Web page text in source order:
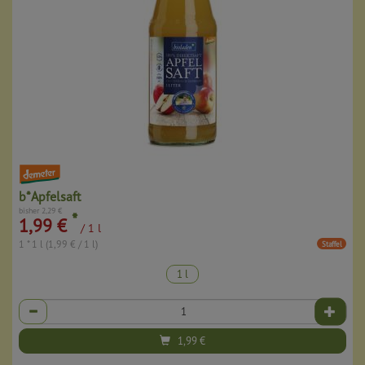
b*Apfelsaft
bisher 2,29 €
1,99 €* / 1 l
1 * 1 l (1,99 € / 1 l) Staffel
1 l
Anzahl
1,99€